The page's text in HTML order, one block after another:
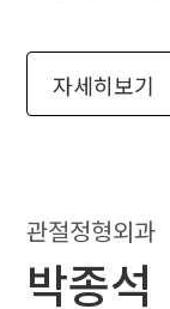
자세히보기
관절정형외과
박종석